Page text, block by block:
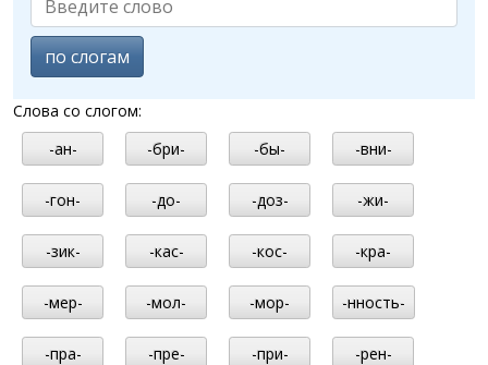
по слогам
Слова со слогом:
-ан-
-бри- -бы- -вни-
-гон- -до- -доз- -жи-
-зик- -кас- -кос- -кра-
-мер- -мол- -мор- -нность-
-пра- -пре- -при- -рен-